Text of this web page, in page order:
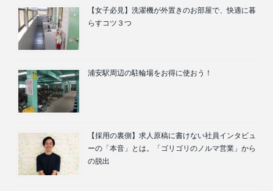
【女子必見】洗濯機が外置きのお部屋で、快適に暮
らすコツ３つ
浦安駅周辺の駐輪場をお得に使おう！
【採用の裏側】求人原稿に書けない社員インタビュ
ーの「本音」とは。「ゴリゴリのノルマ営業」から
の脱出